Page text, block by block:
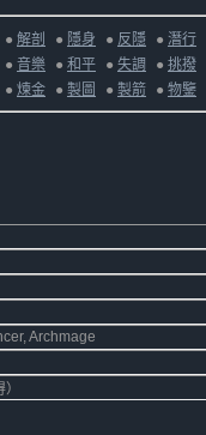
● 解剖 ● 隱身 ● 反隱 ● 潛行
● 音樂 ● 和平 ● 失調 ● 挑撥
● 煉金 ● 製圖 ● 製箭 ● 物鑒
Archmage